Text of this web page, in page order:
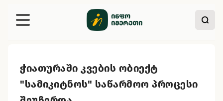
ჭიათურაში კვების ობიექტ
"სამიკიტნოს" საწარმოო პროცესი